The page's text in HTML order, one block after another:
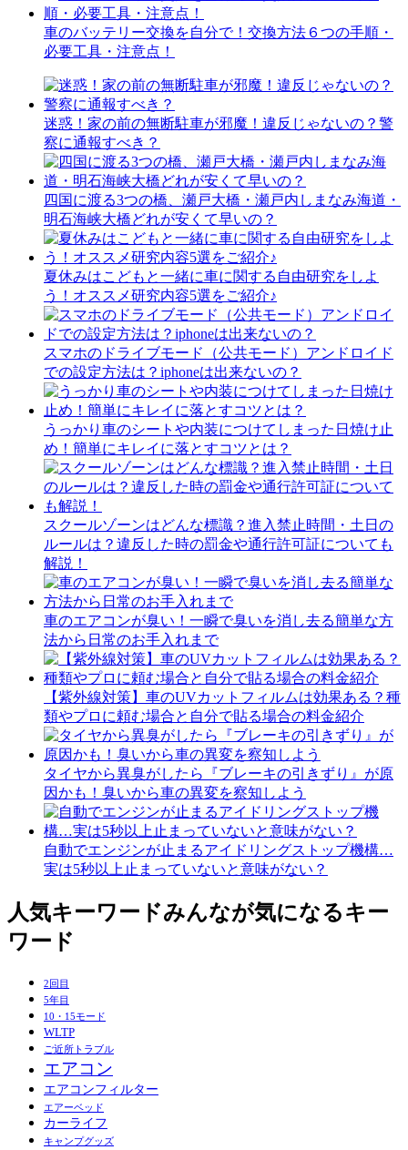
車のバッテリー交換を自分で！交換方法６つの手順・
必要工具・注意点！
迷惑！家の前の無断駐車が邪魔！違反じゃないの？警
察に通報すべき？
四国に渡る3つの橋、瀬戸大橋・瀬戸内しまなみ海道・
明石海峡大橋どれが安くて早いの？
夏休みはこどもと一緒に車に関する自由研究をしよ
う！オススメ研究内容5選をご紹介♪
スマホのドライブモード（公共モード）アンドロイド
での設定方法は？iphoneは出来ないの？
うっかり車のシートや内装につけてしまった日焼け止
め！簡単にキレイに落とすコツとは？
スクールゾーンはどんな標識？進入禁止時間・土日の
ルールは？違反した時の罰金や通行許可証についても
解説！
車のエアコンが臭い！一瞬で臭いを消し去る簡単な方
法から日常のお手入れまで
【紫外線対策】車のUVカットフィルムは効果ある？種
類やプロに頼む場合と自分で貼る場合の料金紹介
タイヤから異臭がしたら『ブレーキの引きずり』が原
因かも！臭いから車の異変を察知しよう
自動でエンジンが止まるアイドリングストップ機構…
実は5秒以上止まっていないと意味がない？
人気キーワードみんなが気になるキー
ワード
2回目
5年目
10・15モード
WLTP
ご近所トラブル
エアコン
エアコンフィルター
エアーベッド
カーライフ
キャンプグッズ